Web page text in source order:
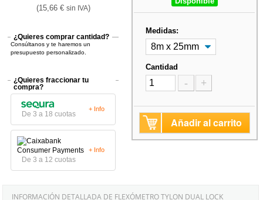
(15,66 € sin IVA)
¿Quieres comprar cantidad?
Consúltanos y te haremos un
presupuesto personalizado.
¿Quieres fraccionar tu
compra?
De 3 a 18 cuotas
+ Info
De 3 a 12 cuotas
+ Info
Medidas:
Cantidad
- +
Añadir al carrito
INFORMACIÓN DETALLADA DE FLEXÓMETRO TYLON DUAL LOCK